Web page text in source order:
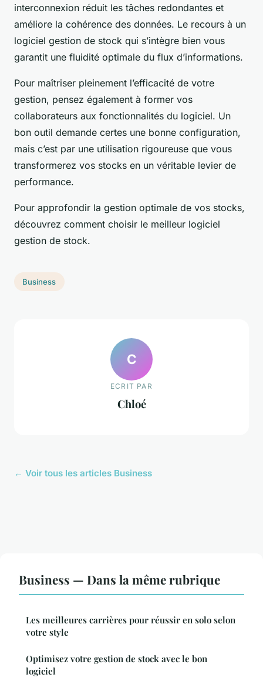
interconnexion réduit les tâches redondantes et
améliore la cohérence des données. Le recours à un
logiciel gestion de stock qui s’intègre bien vous
garantit une fluidité optimale du flux d’informations.
Pour maîtriser pleinement l’efficacité de votre
gestion, pensez également à former vos
collaborateurs aux fonctionnalités du logiciel. Un
bon outil demande certes une bonne configuration,
mais c’est par une utilisation rigoureuse que vous
transformerez vos stocks en un véritable levier de
performance.
Pour approfondir la gestion optimale de vos stocks,
découvrez comment choisir le meilleur logiciel
gestion de stock.
Business
C
ECRIT PAR
Chloé
← Voir tous les articles Business
Business — Dans la même rubrique
Les meilleures carrières pour réussir en solo selon
votre style
Optimisez votre gestion de stock avec le bon
logiciel